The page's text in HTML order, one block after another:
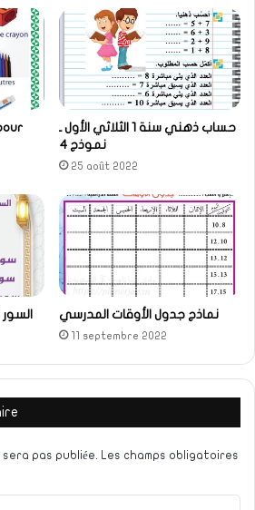
حساب ذهني سنة 1 الثلاثي الأول ـ
نموذج 4
25 août 2022
نماذج جدول الأوقات المدرسي
11 septembre 2022
pas publiée. Les champs obligatoires